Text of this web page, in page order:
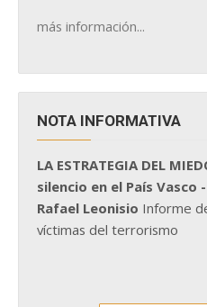
más información...
NOTA INFORMATIVA
LA ESTRATEGIA DEL
silencio en el País Vasco
Rafael Leonisio Informe
víctimas del terrorismo